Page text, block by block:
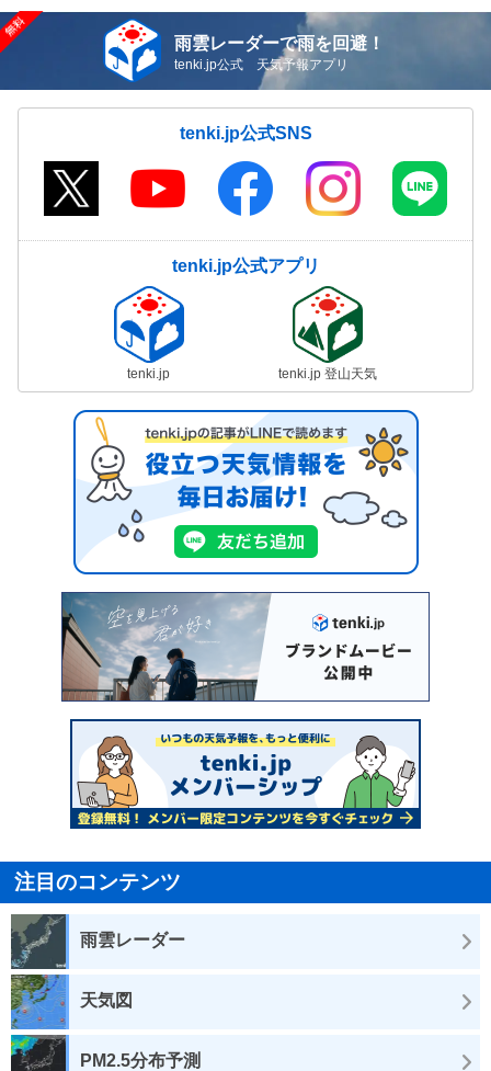
雨雲レーダーで雨を回避！
tenki.jp公式 天気予報アプリ
tenki.jp公式SNS
tenki.jp公式アプリ
tenki.jp tenki.jp 登山天気
注目のコンテンツ
雨雲レーダー
天気図
PM2.5分布予測